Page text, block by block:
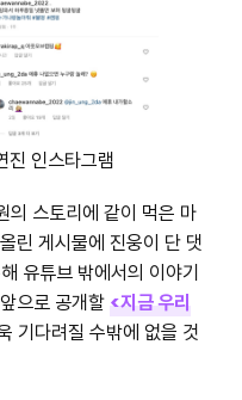
진 인스타그램
의 스토리에 같이 먹은 마
린 게시물에 진웅이 단 댓
유튜브 밖에서의 이야기
으로 공개할<지금 우리
기다려질 수밖에 없을 것